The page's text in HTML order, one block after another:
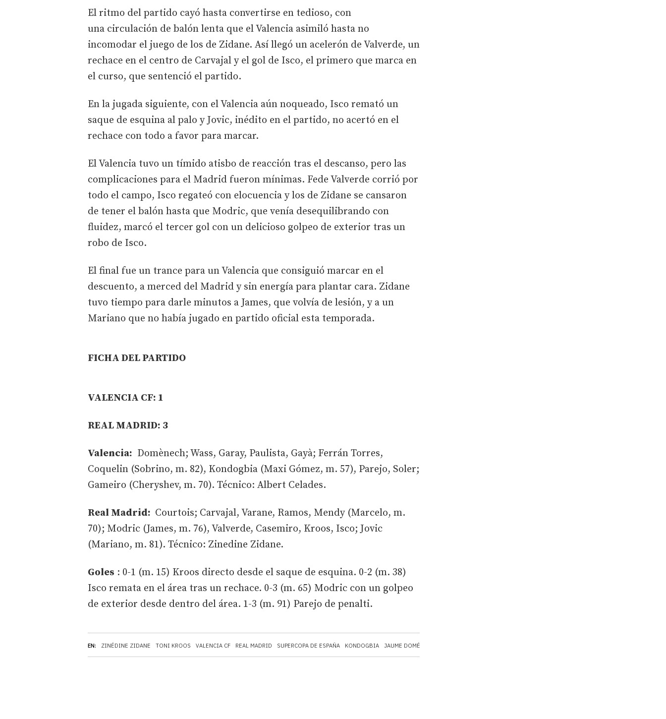
EN: ZINÉDINE ZIDANE TONI KROOS VALENCIA CF REAL MADRID SUPERCOPA DE ESPAÑA KONDOGBIA JAUME DOMÉNECH
El ritmo del partido cayó hasta convertirse en tedioso, con
una circulación de balón lenta que el Valencia asimiló hasta no
incomodar el juego de los de Zidane. Así llegó un acelerón de Valverde, un
rechace en el centro de Carvajal y el gol de Isco, el primero que marca en
el curso, que sentenció el partido.
En la jugada siguiente, con el Valencia aún noqueado, Isco remató un
saque de esquina al palo y Jovic, inédito en el partido, no acertó en el
rechace con todo a favor para marcar.
El Valencia tuvo un tímido atisbo de reacción tras el descanso, pero las
complicaciones para el Madrid fueron mínimas. Fede Valverde corrió por
todo el campo, Isco regateó con elocuencia y los de Zidane se cansaron
de tener el balón hasta que Modric, que venía desequilibrando con
fluidez, marcó el tercer gol con un delicioso golpeo de exterior tras un
robo de Isco.
El final fue un trance para un Valencia que consiguió marcar en el
descuento, a merced del Madrid y sin energía para plantar cara. Zidane
tuvo tiempo para darle minutos a James, que volvía de lesión, y a un
Mariano que no había jugado en partido oficial esta temporada.
FICHA DEL PARTIDO
VALENCIA CF: 1
REAL MADRID: 3
Valencia: Domènech; Wass, Garay, Paulista, Gayà; Ferrán Torres,
Coquelin (Sobrino, m. 82), Kondogbia (Maxi Gómez, m. 57), Parejo, Soler;
Gameiro (Cheryshev, m. 70). Técnico: Albert Celades.
Real Madrid: Courtois; Carvajal, Varane, Ramos, Mendy (Marcelo, m.
70); Modric (James, m. 76), Valverde, Casemiro, Kroos, Isco; Jovic
(Mariano, m. 81). Técnico: Zinedine Zidane.
Goles : 0-1 (m. 15) Kroos directo desde el saque de esquina. 0-2 (m. 38)
Isco remata en el área tras un rechace. 0-3 (m. 65) Modric con un golpeo
de exterior desde dentro del área. 1-3 (m. 91) Parejo de penalti.